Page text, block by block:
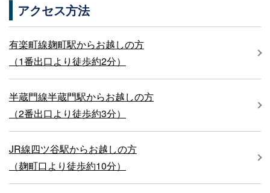
アクセス方法
有楽町線麹町駅からお越しの方
（1番出口より徒歩約2分）
半蔵門線半蔵門駅からお越しの方
（2番出口より徒歩約3分）
JR線四ツ谷駅からお越しの方
（麹町口より徒歩約10分）